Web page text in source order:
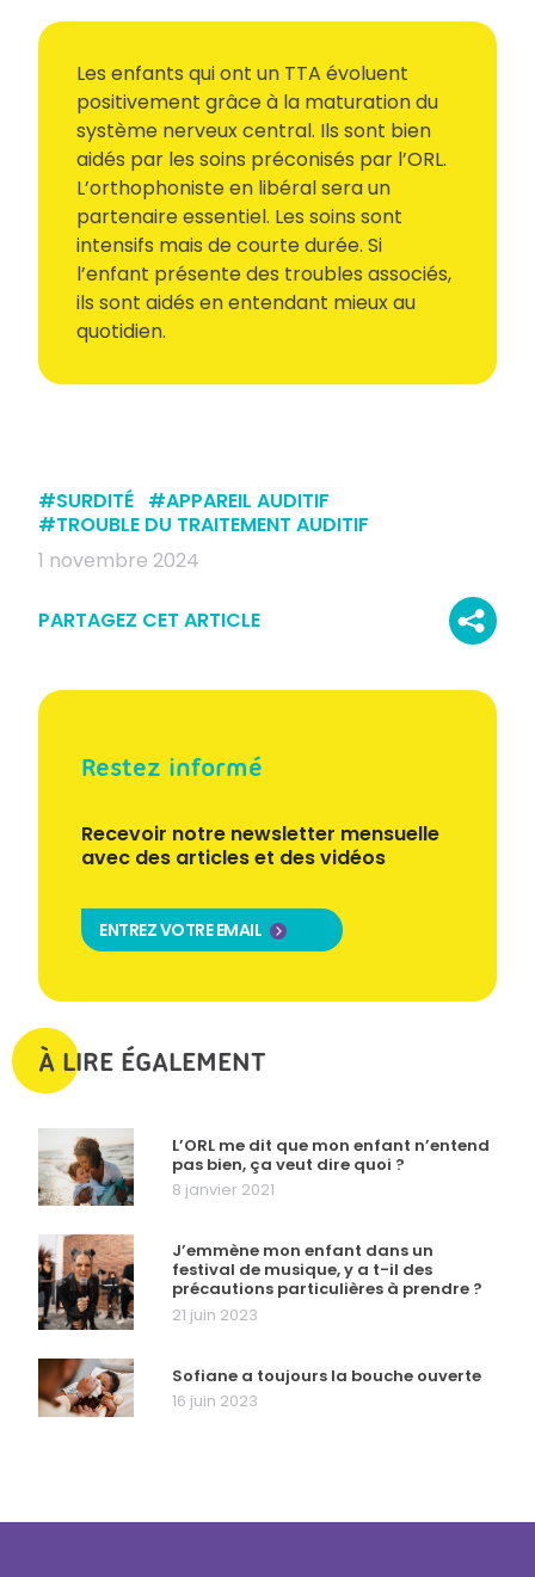
Restez informé
Recevoir notre newsletter mensuelle
avec des articles et des vidéos
ENTREZ VOTRE EMAIL
À LIRE ÉGALEMENT
L’ORL me dit que mon enfant n’entend
pas bien, ça veut dire quoi ?
8 janvier 2021
J’emmène mon enfant dans un
festival de musique, y a t-il des
précautions particulières à prendre ?
21 juin 2023
Sofiane a toujours la bouche ouverte
16 juin 2023
Les enfants qui ont un TTA évoluent
positivement grâce à la maturation du
système nerveux central. Ils sont bien
aidés par les soins préconisés par l’ORL.
L’orthophoniste en libéral sera un
partenaire essentiel. Les soins sont
intensifs mais de courte durée. Si
l’enfant présente des troubles associés,
ils sont aidés en entendant mieux au
quotidien.
#SURDITÉ #APPAREIL AUDITIF
#TROUBLE DU TRAITEMENT AUDITIF
1 novembre 2024
PARTAGEZ CET ARTICLE